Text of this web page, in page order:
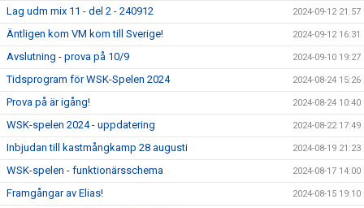
Lag udm mix 11 - del 2 - 240912 2024-09-12 21:57
Äntligen kom VM kom till Sverige! 2024-09-12 16:31
Avslutning - prova på 10/9 2024-09-10 19:27
Tidsprogram för WSK-Spelen 2024 2024-08-24 15:26
Prova på är igång! 2024-08-24 10:40
WSK-spelen 2024 - uppdatering 2024-08-22 17:49
Inbjudan till kastmångkamp 28 augusti 2024-08-19 21:23
WSK-spelen - funktionärsschema 2024-08-17 14:00
Framgångar av Elias! 2024-08-15 19:10